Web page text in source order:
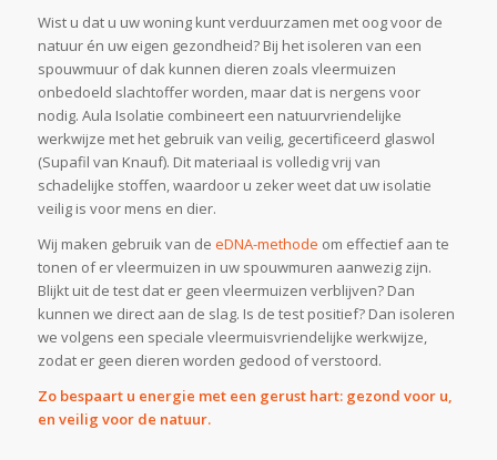
Wist u dat u uw woning kunt verduurzamen met oog voor de
natuur én uw eigen gezondheid? Bij het isoleren van een
spouwmuur of dak kunnen dieren zoals vleermuizen
onbedoeld slachtoffer worden, maar dat is nergens voor
nodig. Aula Isolatie combineert een natuurvriendelijke
werkwijze met het gebruik van veilig, gecertificeerd glaswol
(Supafil van Knauf). Dit materiaal is volledig vrij van
schadelijke stoffen, waardoor u zeker weet dat uw isolatie
veilig is voor mens en dier.
Wij maken gebruik van de eDNA-methode om effectief aan te
tonen of er vleermuizen in uw spouwmuren aanwezig zijn.
Blijkt uit de test dat er geen vleermuizen verblijven? Dan
kunnen we direct aan de slag. Is de test positief? Dan isoleren
we volgens een speciale vleermuisvriendelijke werkwijze,
zodat er geen dieren worden gedood of verstoord.
Zo bespaart u energie met een gerust hart: gezond voor u,
en veilig voor de natuur.